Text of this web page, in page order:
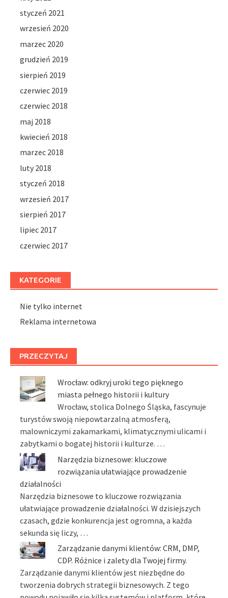
styczeń 2021
wrzesień 2020
marzec 2020
grudzień 2019
sierpień 2019
czerwiec 2019
czerwiec 2018
maj 2018
kwiecień 2018
marzec 2018
luty 2018
styczeń 2018
wrzesień 2017
sierpień 2017
lipiec 2017
czerwiec 2017
KATEGORIE
Nie tylko internet
Reklama internetowa
PRZECZYTAJ
Wrocław: odkryj uroki tego pięknego
miasta pełnego historii i kultury
Wrocław, stolica Dolnego Śląska, fascynuje
turystów swoją niepowtarzalną atmosferą,
malowniczymi zakamarkami, klimatycznymi ulicami i
zabytkami o bogatej historii i kulturze. …
Narzędzia biznesowe: kluczowe
rozwiązania ułatwiające prowadzenie
działalności
Narzędzia biznesowe to kluczowe rozwiązania
ułatwiające prowadzenie działalności. W dzisiejszych
czasach, gdzie konkurencja jest ogromna, a każda
sekunda się liczy, …
Zarządzanie danymi klientów: CRM, DMP,
CDP. Różnice i zalety dla Twojej firmy.
Zarządzanie danymi klientów jest niezbędne do
tworzenia dobrych strategii biznesowych. Z tego